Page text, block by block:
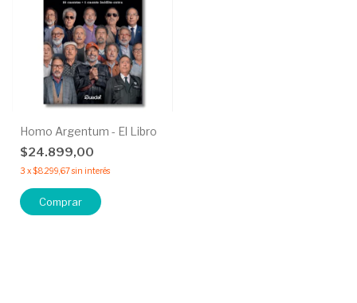
Homo Argentum - El Libro
$24.899,00
3 x$8.299,67sin interés